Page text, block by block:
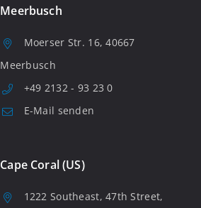
Meerbusch
Moerser Str. 16, 40667
Meerbusch
+49 2132 - 93 23 0
E-Mail senden
Cape Coral (US)
1222 Southeast, 47th Street,